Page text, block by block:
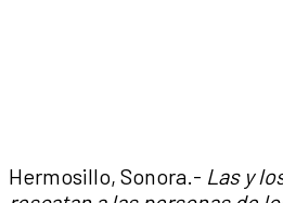
Hermosillo, Sonora.- Las y